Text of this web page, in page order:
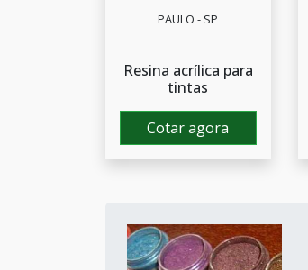
PAULO - SP
Resina acrílica para
tintas
Cotar agora